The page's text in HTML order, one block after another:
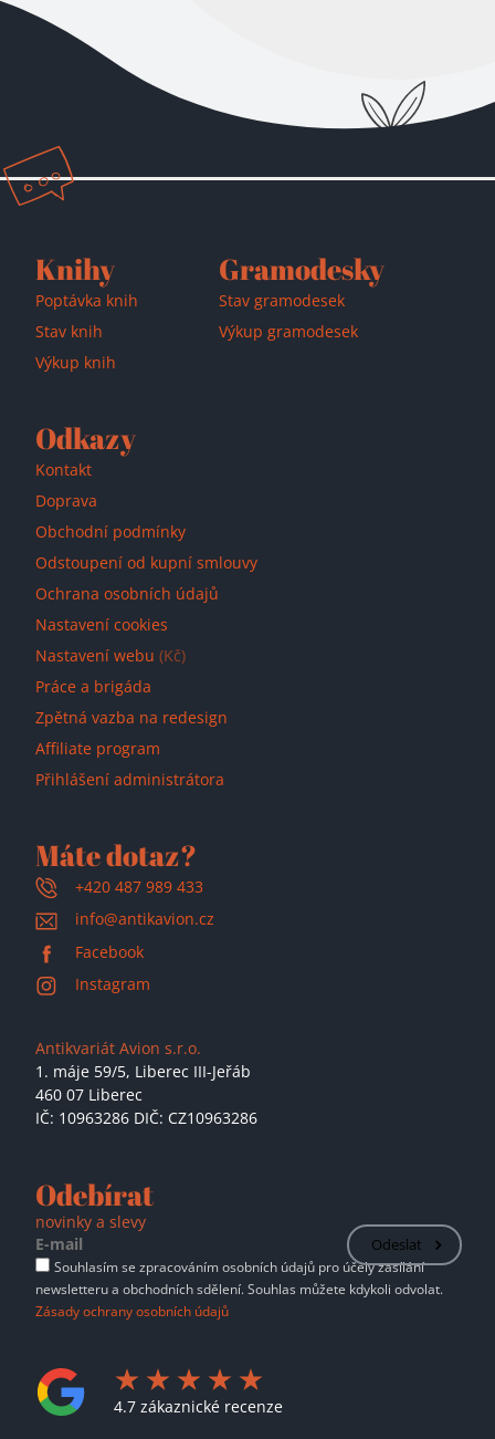
Přidáno do košíku!
Knihy
Poptávka knih
Stav knih
Výkup knih
Gramodesky
Stav gramodesek
Výkup gramodesek
Odkazy
Kontakt
Doprava
Obchodní podmínky
Odstoupení od kupní smlouvy
Ochrana osobních údajů
Nastavení cookies
Nastavení webu (Kč)
Práce a brigáda
Zpětná vazba na redesign
Affiliate program
Přihlášení administrátora
Máte dotaz?
+420 487 989 433
info@antikavion.cz
Facebook
Instagram
Antikvariát Avion s.r.o.
1. máje 59/5, Liberec III-Jeřáb
460 07 Liberec
IČ: 10963286 DIČ: CZ10963286
Odebírat
novinky a slevy
Odeslat
Souhlasím se zpracováním osobních údajů pro účely zasílání
newsletteru a obchodních sdělení. Souhlas můžete kdykoli odvolat.
Zásady ochrany osobních údajů
4.7 zákaznické recenze